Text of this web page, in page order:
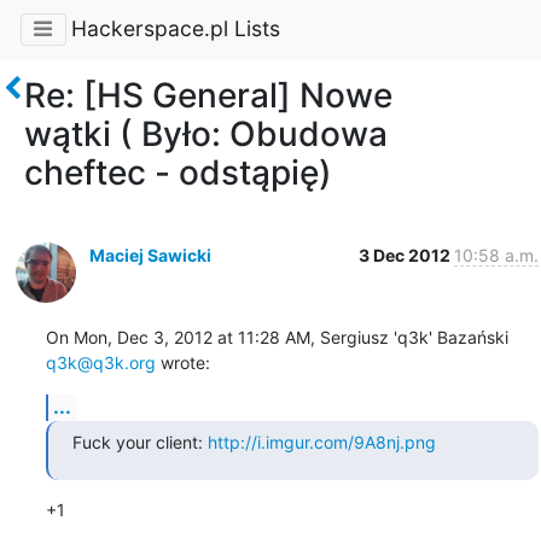
Hackerspace.pl Lists
Re: [HS General] Nowe
wątki ( Było: Obudowa
cheftec - odstąpię)
Maciej Sawicki 3 Dec 2012 10:58 a.m.
On Mon, Dec 3, 2012 at 11:28 AM, Sergiusz 'q3k' Bazański
q3k@q3k.org wrote:
...
Fuck your client: http://i.imgur.com/9A8nj.png
+1